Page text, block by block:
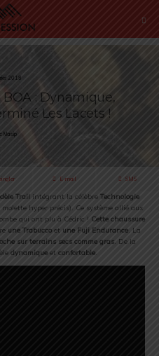
2018
BOA : Dynamique,
Les Lacets !
Masip
E-mail SMS
Trail intégrant la célèbre Technologie
hyper précis). Ce système allié aux
qui ont plu à Cédric ! Cette chaussure
une Trabuccoet une Fuji Endurance. La
sur terrains secs comme gras. De la
dynamique et confortable.